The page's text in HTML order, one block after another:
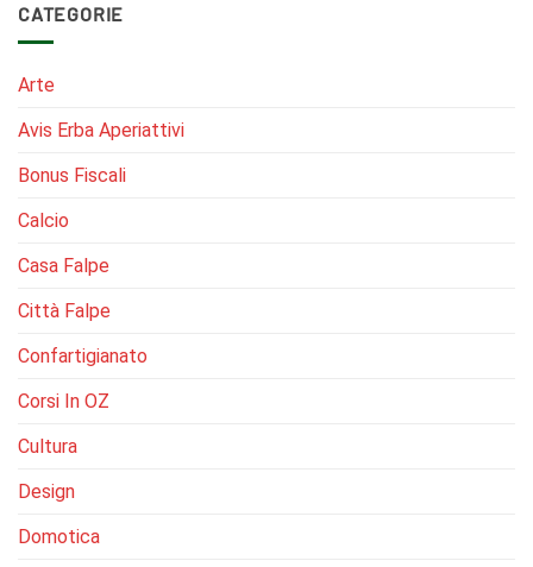
CATEGORIE
Arte
Avis Erba Aperiattivi
Bonus Fiscali
Calcio
Casa Falpe
Città Falpe
Confartigianato
Corsi In OZ
Cultura
Design
Domotica